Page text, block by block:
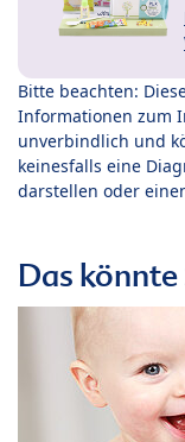
Bitte beachten:
Informationen zum
unverbindlich und
keinesfalls eine
darstellen oder
Das